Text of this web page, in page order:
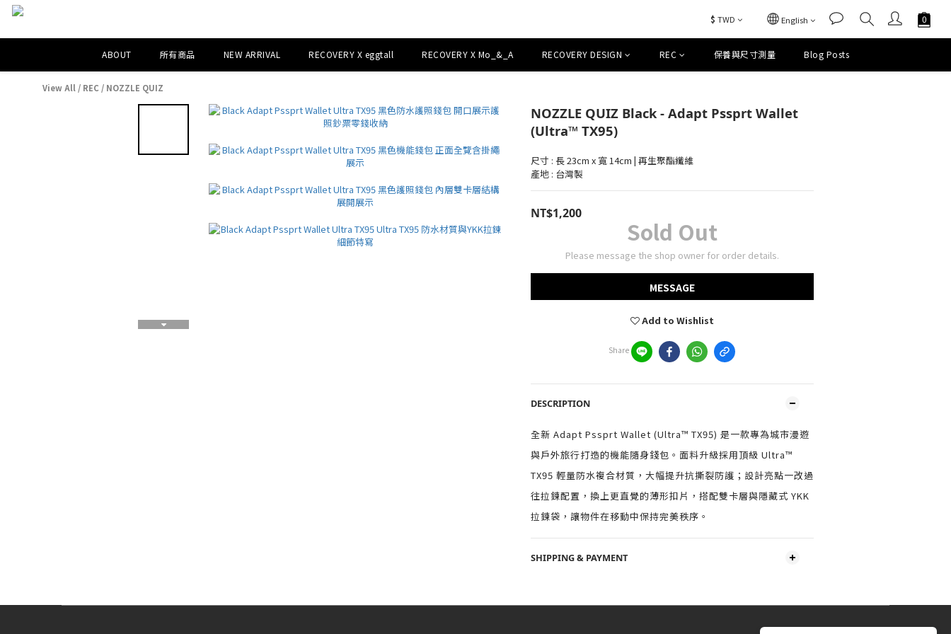
$ TWD English
ABOUT 所有商品 NEW ARRIVAL RECOVERY X eggtall RECOVERY X Mo_&_A RECOVERY DESIGN REC 保養與尺寸測量 Blog Posts
View All / REC / NOZZLE QUIZ
NOZZLE QUIZ Black - Adapt Pssprt Wallet
(Ultra™ TX95)
尺寸 : 長 23cm x 寬 14cm | 再生聚酯纖維
產地 : 台灣製
NT$1,200
Sold Out
Please message the shop owner for order details.
MESSAGE
Add to Wishlist
Share
DESCRIPTION
全新 Adapt Pssprt Wallet (Ultra™ TX95) 是一款專為城市漫遊
與戶外旅行打造的機能隨身錢包。面料升級採用頂級 Ultra™
TX95 輕量防水複合材質，大幅提升抗撕裂防護；設計亮點一改過
往拉鍊配置，換上更直覺的薄形扣片，搭配雙卡層與隱藏式 YKK
拉鍊袋，讓物件在移動中保持完美秩序。
SHIPPING & PAYMENT